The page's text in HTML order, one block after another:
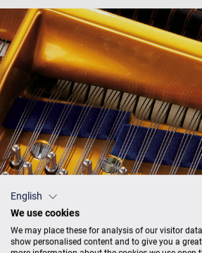
English
We use cookies
We may place these for analysis of our visitor
show personalised content and to give you a